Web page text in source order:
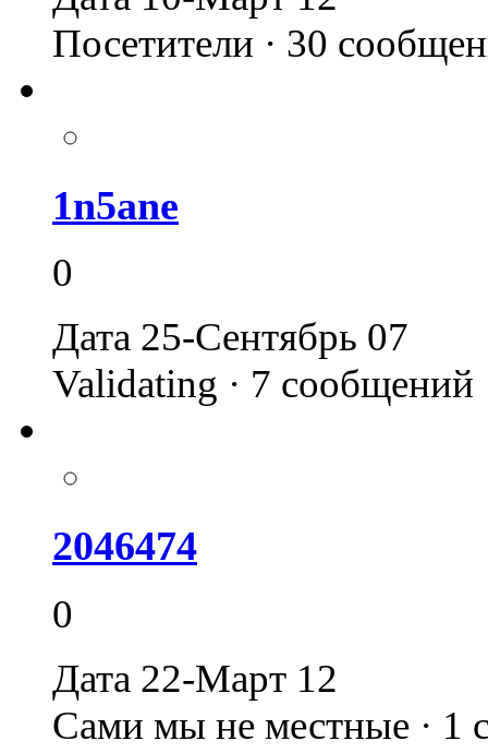
Посетители · 30
1n5ane
0
Дата 25-Сентябрь 07
Validating · 7 сообщений
2046474
0
Дата 22-Март 12
Сами мы не местные · 1